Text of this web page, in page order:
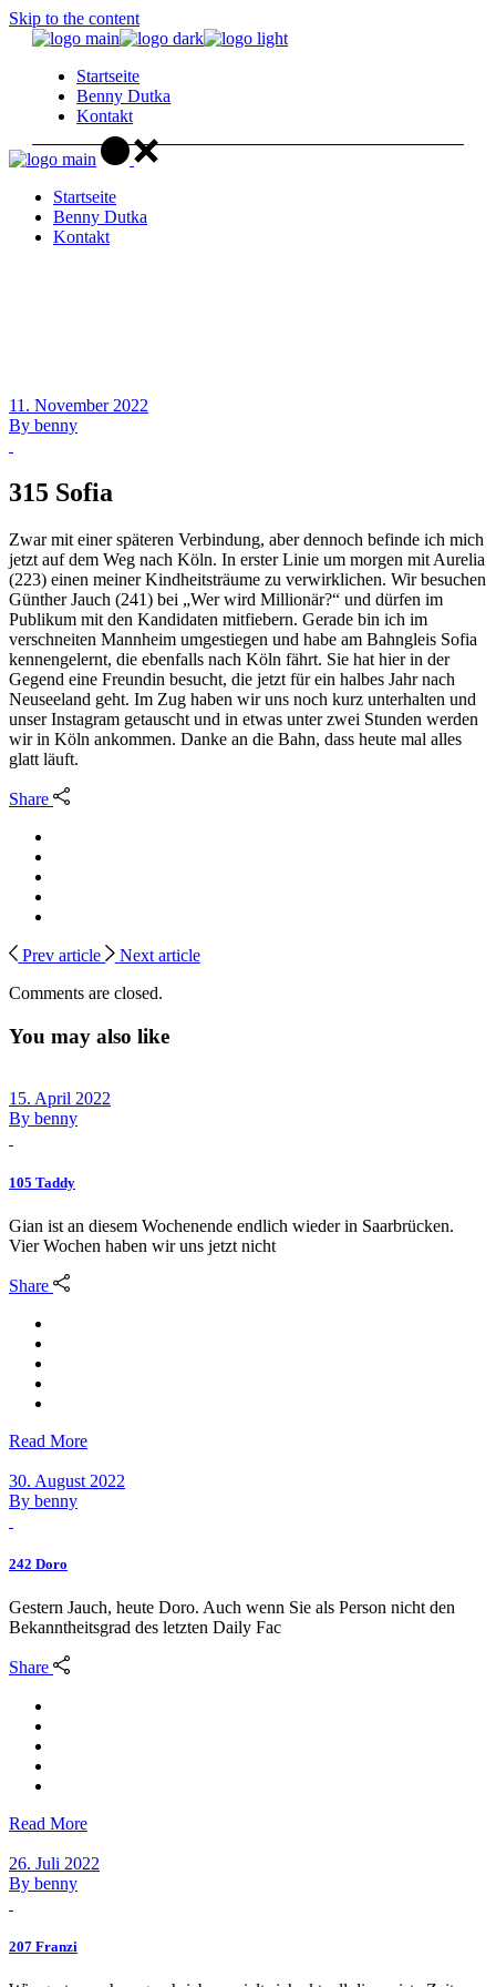
Skip to the content
Startseite
Benny Dutka
Kontakt
Startseite
Benny Dutka
Kontakt
11. November 2022
By benny
315 Sofia
Zwar mit einer späteren Verbindung, aber dennoch befinde ich mich
jetzt auf dem Weg nach Köln. In erster Linie um morgen mit Aurelia
(223) einen meiner Kindheitsträume zu verwirklichen. Wir besuchen
Günther Jauch (241) bei „Wer wird Millionär?“ und dürfen im
Publikum mit den Kandidaten mitfiebern. Gerade bin ich im
verschneiten Mannheim umgestiegen und habe am Bahngleis Sofia
kennengelernt, die ebenfalls nach Köln fährt. Sie hat hier in der
Gegend eine Freundin besucht, die jetzt für ein halbes Jahr nach
Neuseeland geht. Im Zug haben wir uns noch kurz unterhalten und
unser Instagram getauscht und in etwas unter zwei Stunden werden
wir in Köln ankommen. Danke an die Bahn, dass heute mal alles
glatt läuft.
Share
Prev article
Next article
Comments are closed.
You may also like
15. April 2022
By benny
105 Taddy
Gian ist an diesem Wochenende endlich wieder in Saarbrücken.
Vier Wochen haben wir uns jetzt nicht
Share
Read More
30. August 2022
By benny
242 Doro
Gestern Jauch, heute Doro. Auch wenn Sie als Person nicht den
Bekanntheitsgrad des letzten Daily Fac
Share
Read More
26. Juli 2022
By benny
207 Franzi